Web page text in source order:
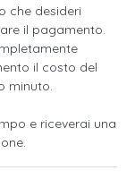
che desideri
il pagamento.
il costo del
minuto.
e riceverai una